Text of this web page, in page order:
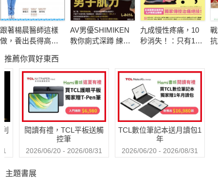
常穿胸圍會增加患癌風險？
作為本港女性的頭號常見癌症，乳癌的威脅隨年增長，但乳癌到
底因何而來？又能如何預防？香港乳癌基金會創會人張淑儀和外
科專科醫生熊維嘉擁有一手臨床經驗，參考大量本地及外國數
跟著楊晨醫師這樣
做，養出長得高、
AV男優SHIMIKEN
教你廁式深蹲 練爆
九成慢性疼痛，10
秒消失！：只有1%
術」，找出真正痛
因，快速根除多年
不適痛感
推薦你買好東西
閱讀有禮，TCL平板送觸
控筆
2026/06/20 - 2026/08/31
TCL數位筆記本送月讀包1
年
2026/06/20 - 2026/08/31
主題書展